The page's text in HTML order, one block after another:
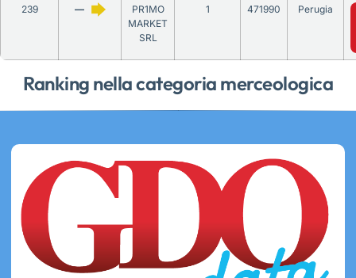
Ranking nella categoria merceologica
239 —
PR1MO
MARKET
SRL
1 471990 Perugia